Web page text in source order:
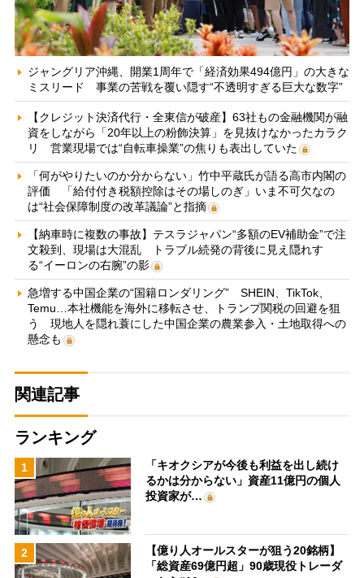
ジャングリア沖縄、開業1周年で「経済効果494億円」の大きな
ミスリード 事業の苦戦を覆い隠す“不透明すぎる巨大な数字”
【クレジット決済代行・全東信が破産】63社もの金融機関が融
資をしながら「20年以上の粉飾決算」を見抜けなかったカラク
リ 営業現場では“自転車操業”の焦りも表出していた
「何がやりたいのか分からない」竹中平蔵氏が語る高市内閣の
評価 「給付付き税額控除はその場しのぎ」いま不可欠なの
は“社会保障制度の改革議論”と指摘
【納車時に複数の事故】テスラジャパン“多額のEV補助金”で注
文殺到、現場は大混乱 トラブル続発の背後に見え隠れす
る“イーロンの右腕”の影
急増する中国企業の“国籍ロンダリング” SHEIN、TikTok、
Temu…本社機能を海外に移転させ、トランプ関税の回避を狙
う 現地人を隠れ蓑にした中国企業の農業参入・土地取得への
懸念も
関連記事
ランキング
1
「キオクシアが今後も利益を出し続け
るかは分からない」資産11億円の個人
投資家が…
2
【億り人オールスターが狙う20銘柄】
「総資産69億円超」90歳現役トレーダ